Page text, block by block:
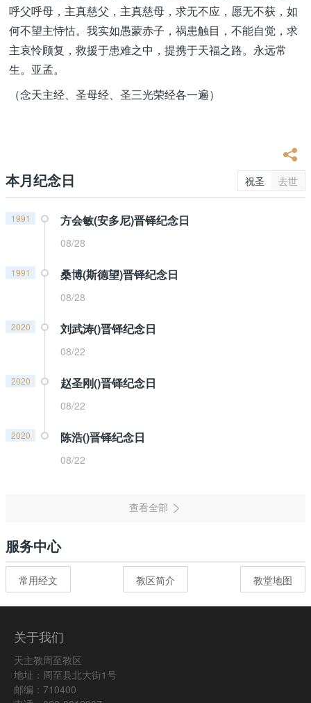
呼父呼母，主真慈父，主真慈母，求无不应，愿无不获，如
何不望主恃怙。我实如愚蒙赤子，祸患触目，不能自觉，求
主哀怜顾复，救援于患难之中，提携于天福之路。永远常
生。亚孟。
（念天主经、圣母经、圣三光荣经各一遍）
本月纪念日 祝圣 去世
1991 方会敏(安多尼)晋铎纪念日
08/28
1991 桑博(斯德望)晋铎纪念日
08/28
2020 刘武涛()晋铎纪念日
08/22
2020 赵圣刚()晋铎纪念日
08/22
2020 陈浩()晋铎纪念日
08/22
服务中心
常用经文 教区简介 教堂地图
关于我们
天主教周至教区
地址：周至县北大街1号
邮编：710400